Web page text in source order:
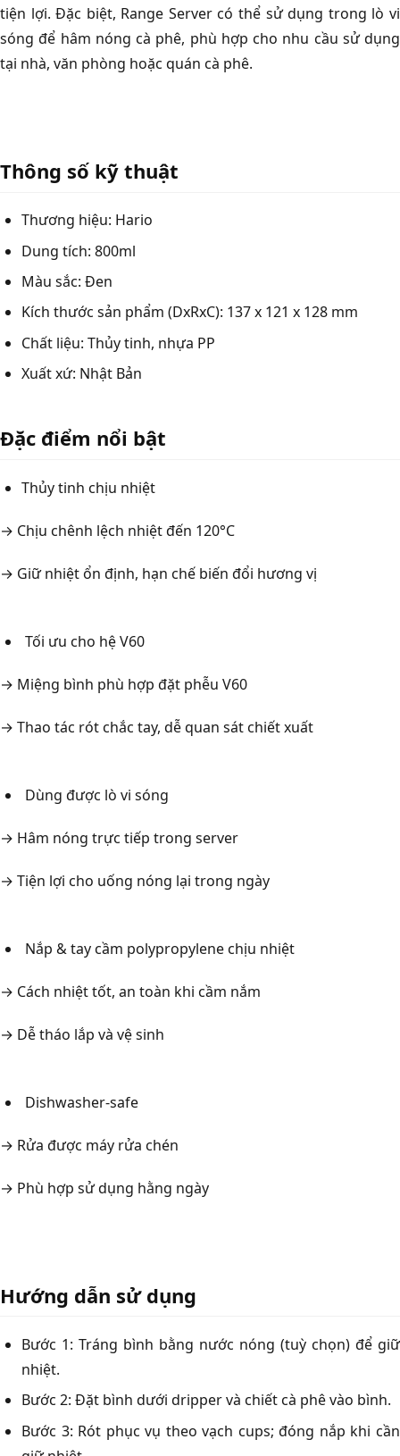
tiện lợi. Đặc biệt, Range Server có thể sử dụng trong lò vi
sóng để hâm nóng cà phê, phù hợp cho nhu cầu sử dụng
tại nhà, văn phòng hoặc quán cà phê.
Thông số kỹ thuật
Thương hiệu: Hario
Dung tích: 800ml
Màu sắc: Đen
Kích thước sản phẩm (DxRxC): 137 x 121 x 128 mm
Chất liệu: Thủy tinh, nhựa PP
Xuất xứ: Nhật Bản
Đặc điểm nổi bật
Thủy tinh chịu nhiệt
→ Chịu chênh lệch nhiệt đến 120°C
→ Giữ nhiệt ổn định, hạn chế biến đổi hương vị
Tối ưu cho hệ V60
→ Miệng bình phù hợp đặt phễu V60
→ Thao tác rót chắc tay, dễ quan sát chiết xuất
Dùng được lò vi sóng
→ Hâm nóng trực tiếp trong server
→ Tiện lợi cho uống nóng lại trong ngày
Nắp & tay cầm polypropylene chịu nhiệt
→ Cách nhiệt tốt, an toàn khi cầm nắm
→ Dễ tháo lắp và vệ sinh
Dishwasher-safe
→ Rửa được máy rửa chén
→ Phù hợp sử dụng hằng ngày
Hướng dẫn sử dụng
Bước 1: Tráng bình bằng nước nóng (tuỳ chọn) để giữ
nhiệt.
Bước 2: Đặt bình dưới dripper và chiết cà phê vào bình.
Bước 3: Rót phục vụ theo vạch cups; đóng nắp khi cần